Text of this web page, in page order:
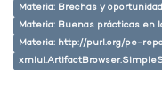
Materia: Brechas y
Materia: Buenas prácticas en
Materia: http://purl.org/pe-